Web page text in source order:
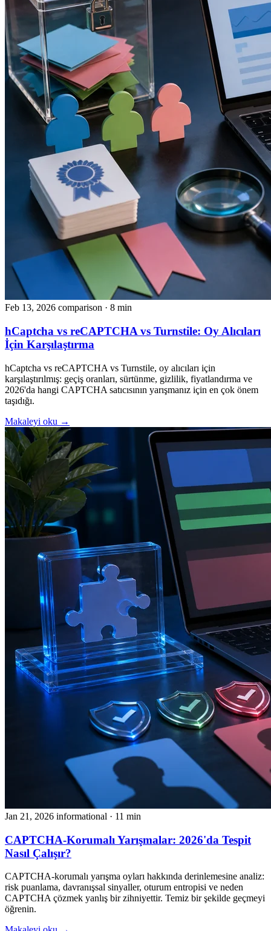
Feb 13, 2026 comparison · 8 min
hCaptcha vs reCAPTCHA vs Turnstile: Oy Alıcıları
İçin Karşılaştırma
hCaptcha vs reCAPTCHA vs Turnstile, oy alıcıları için
karşılaştırılmış: geçiş oranları, sürtünme, gizlilik, fiyatlandırma ve
2026'da hangi CAPTCHA satıcısının yarışmanız için en çok önem
taşıdığı.
Makaleyi oku →
Jan 21, 2026 informational · 11 min
CAPTCHA-Korumalı Yarışmalar: 2026'da Tespit
Nasıl Çalışır?
CAPTCHA-korumalı yarışma oyları hakkında derinlemesine analiz:
risk puanlama, davranışsal sinyaller, oturum entropisi ve neden
CAPTCHA çözmek yanlış bir zihniyettir. Temiz bir şekilde geçmeyi
öğrenin.